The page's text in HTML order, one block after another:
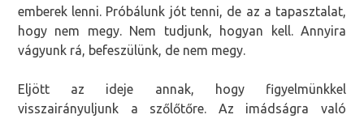
emberek lenni. Próbálunk jót tenni, de az a tapasztalat,
hogy nem megy. Nem tudjunk, hogyan kell. Annyira
vágyunk rá, befeszülünk, de nem megy.
Eljött az ideje annak, hogy figyelmünkkel
visszairányuljunk a szőlőtőre. Az imádságra való